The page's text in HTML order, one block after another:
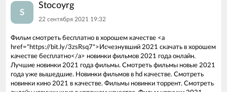
S
Stocoyrg
22 сентября 2021 19:32
Фильм смотреть бесплатно в хорошем качестве <a
href="https://bit.ly/3zsRsq7">Исчезнувший 2021 скачать в хорошем
качестве бесплатно</a> новинки фильмов 2021 года онлайн.
Лучшие новинки 2021 года фильмы. Смотреть фильмы новые 2021
года уже вышедшие. Новинки фильмов в hd качестве. Смотреть
новинки кино 2021 в качестве. Фильмы новинки торрент. Смотреть